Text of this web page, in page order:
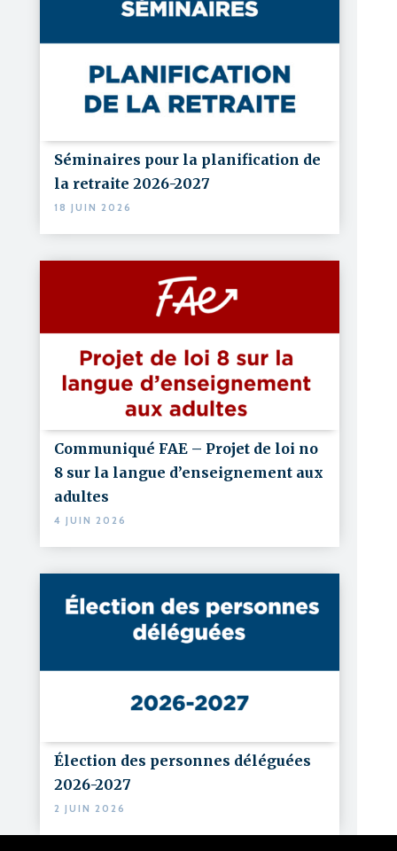
Séminaires pour la planification de
la retraite 2026-2027
18 JUIN 2026
Communiqué FAE – Projet de loi no
8 sur la langue d’enseignement aux
adultes
4 JUIN 2026
Élection des personnes déléguées
2026-2027
2 JUIN 2026